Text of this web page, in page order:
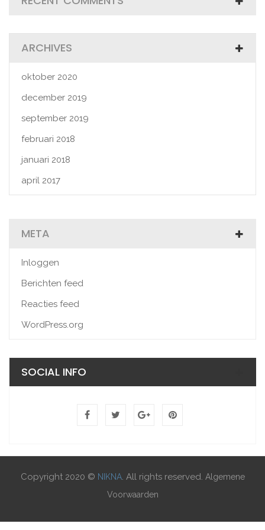
ARCHIVES
oktober 2020
december 2019
september 2019
februari 2018
januari 2018
april 2017
META
Inloggen
Berichten feed
Reacties feed
WordPress.org
SOCIAL INFO
Copyright 2020 © NIKNA. All rights reserved. Algemene
Voorwaarden